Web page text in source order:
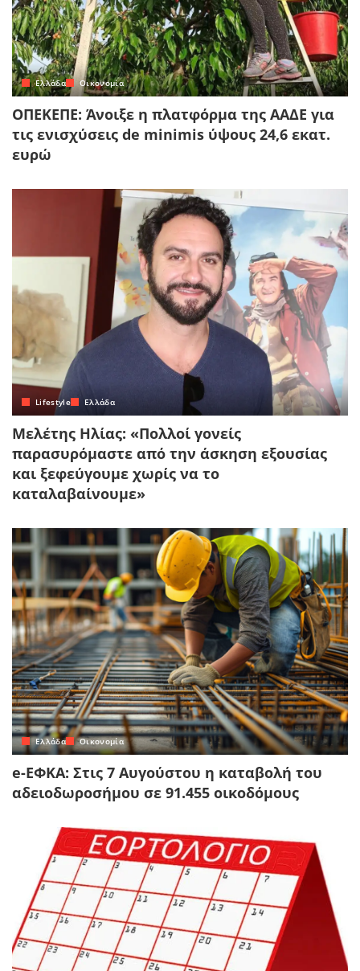
Ελλάδα Οικονομία
ΟΠΕΚΕΠΕ: Άνοιξε η πλατφόρμα της ΑΑΔΕ για
τις ενισχύσεις de minimis ύψους 24,6 εκατ.
ευρώ
Lifestyle Ελλάδα
Μελέτης Ηλίας: «Πολλοί γονείς
παρασυρόμαστε από την άσκηση εξουσίας
και ξεφεύγουμε χωρίς να το
καταλαβαίνουμε»
Ελλάδα Οικονομία
e-ΕΦΚΑ: Στις 7 Αυγούστου η καταβολή του
αδειοδωροσήμου σε 91.455 οικοδόμους